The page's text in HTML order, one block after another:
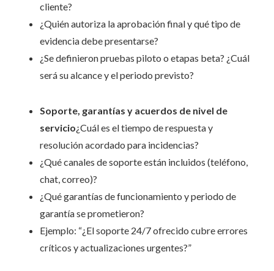
cliente?
¿Quién autoriza la aprobación final y qué tipo de
evidencia debe presentarse?
¿Se definieron pruebas piloto o etapas beta? ¿Cuál
será su alcance y el periodo previsto?
Soporte, garantías y acuerdos de nivel de
servicio¿Cuál es el tiempo de respuesta y
resolución acordado para incidencias?
¿Qué canales de soporte están incluidos (teléfono,
chat, correo)?
¿Qué garantías de funcionamiento y periodo de
garantía se prometieron?
Ejemplo: “¿El soporte 24/7 ofrecido cubre errores
críticos y actualizaciones urgentes?”